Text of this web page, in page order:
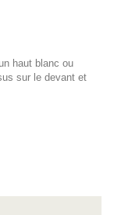
haut blanc ou
sur le devant et